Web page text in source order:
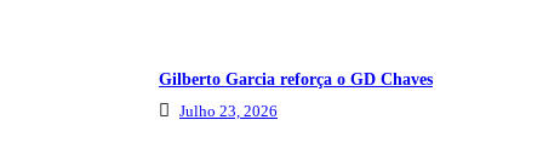
Gilberto Garcia reforça o GD Chaves
Julho 23, 2026